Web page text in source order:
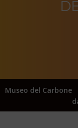
Museo del Carbone